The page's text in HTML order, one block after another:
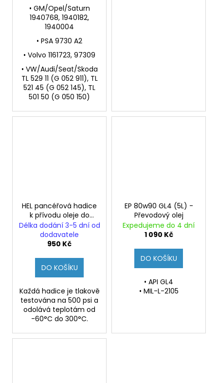
• GM/Opel/Saturn
1940768, 1940182,
1940004
• PSA 9730 A2
• Volvo 1161723, 97309
• VW/Audi/Seat/Skoda
TL 529 11 (G 052 911), TL
521 45 (G 052 145), TL
501 50 (G 050 150)
HEL pancéřová hadice
k přívodu oleje do
turba FORD FIESTA MK3
1.6i RS Turbo
Délka dodání 3-5 dní od
dodavatele
950 Kč
DO KOŠÍKU
Každá hadice je tlakově
testována na 500 psi a
odolává teplotám od
-60°C do 300°C.
EP 80w90 GL4 (5L) -
Převodový olej
Expedujeme do 4 dní
1 090 Kč
DO KOŠÍKU
• API GL4
• MIL-L-2105